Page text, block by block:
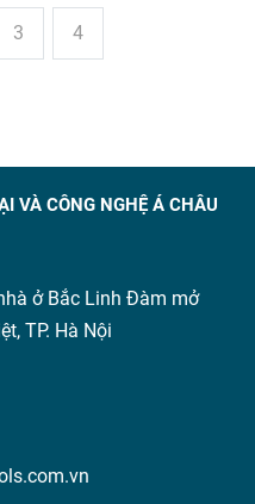
3 4
VÀ CÔNG NGHỆ Á CHÂU
ở Bắc Linh Đàm mở
TP. Hà Nội